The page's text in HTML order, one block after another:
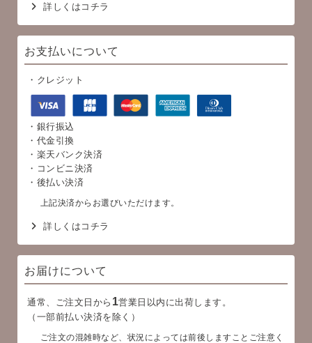
詳しくはコチラ
お支払いについて
・クレジット
・銀行振込
・代金引換
・楽天バンク決済
・コンビニ決済
・後払い決済
上記決済からお選びいただけます。
詳しくはコチラ
お届けについて
通常、ご注文日から 1営業日以内に出荷します。
（一部前払い決済を除く）
ご注文の混雑時など、状況によっては前後しますことご注意く